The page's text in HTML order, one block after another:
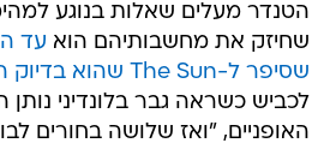
הטנדר מעלים שאלות בנוגע
שחיזק את מחשבותיהם הוא עד
שסיפר ל-The Sun שהוא בדיוק היה שם
לכביש כשראה גבר בלונדיני נותן
האופניים, "ואז שלושה בחורים